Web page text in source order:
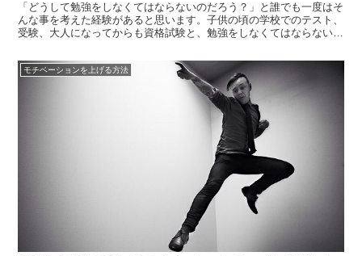
「どうして勉強をしなくてはならないのだろう？」と誰でも一度はそ
んな事を考えた経験があると思います。子供の頃の学校でのテスト、
受験、大人になってからも資格試験と、勉強をしなくてはならない機
ら、飽きた・・・なかなか持続できない・・・こんな悩みを経験した
方も多いと思...
モチベーションを上げる方法